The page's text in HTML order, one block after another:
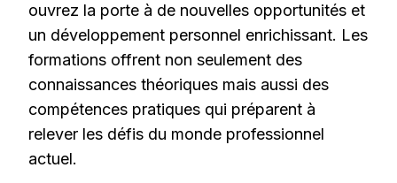
ouvrez la porte à de nouvelles opportunités et
un développement personnel enrichissant. Les
formations offrent non seulement des
connaissances théoriques mais aussi des
compétences pratiques qui préparent à
relever les défis du monde professionnel
actuel.